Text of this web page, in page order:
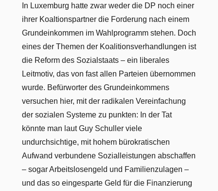
In Luxemburg hatte zwar weder die DP noch einer
ihrer Koaltionspartner die Forderung nach einem
Grundeinkommen im Wahlprogramm stehen. Doch
eines der Themen der Koalitionsverhandlungen ist
die Reform des Sozialstaats – ein liberales
Leitmotiv, das von fast allen Parteien übernommen
wurde. Befürworter des Grundeinkommens
versuchen hier, mit der radikalen Vereinfachung
der sozialen Systeme zu punkten: In der Tat
könnte man laut Guy Schuller viele
undurchsichtige, mit hohem bürokratischen
Aufwand verbundene Sozialleistungen abschaffen
– sogar Arbeitslosengeld und Familienzulagen –
und das so eingesparte Geld für die Finanzierung